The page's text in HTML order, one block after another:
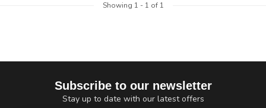
Showing 1 - 1 of 1
Subscribe to our newsletter
Stay up to date with our latest offers